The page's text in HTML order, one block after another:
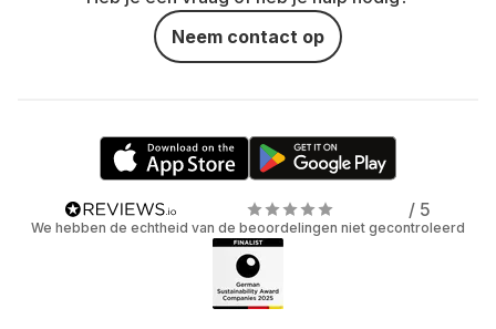
Neem contact op
/ 5
We hebben de echtheid van de beoordelingen niet gecontroleerd